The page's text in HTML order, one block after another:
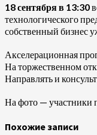
18 сентября в 13:30
технологического
собственный бизнес
Акселерационная
На торжественном
Направлять и
На фото — участники
Похожие записи